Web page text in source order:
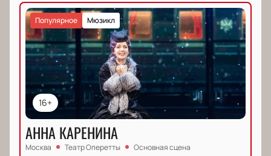
16+
Мюзикл
Популярное
АННА КАРЕНИНА
Москва Театр Оперетты Основная сцена